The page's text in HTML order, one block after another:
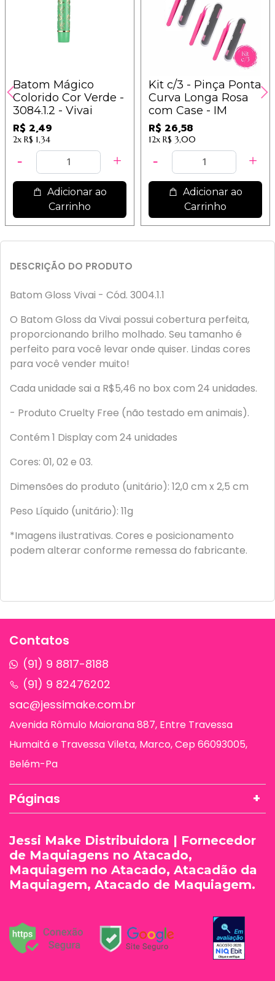
Batom Mágico
Colorido Cor Verde -
3084.1.2 - Vivai
R$ 2,49
2x R$ 1,34
Adicionar ao
Carrinho
Kit c/3 - Pinça Ponta
Curva Longa Rosa
com Case - IM
R$ 26,58
12x R$ 3,00
Adicionar ao
Carrinho
DESCRIÇÃO DO PRODUTO
Batom Gloss Vivai - Cód. 3004.1.1
O Batom Gloss da Vivai possui cobertura perfeita,
proporcionando brilho molhado. Seu tamanho é
perfeito para você levar onde quiser. Lindas cores
para você vender muito!
Cada unidade sai a R$5,46 no box com 24 unidades.
- Produto Cruelty Free (não testado em animais).
Contém 1 Display com 24 unidades
Cores: 01, 02 e 03.
Dimensões do produto (unitário): 12,0 cm x 2,5 cm
Peso Líquido (unitário): 11g
*Imagens ilustrativas. Cores e posicionamento
podem alterar conforme remessa do fabricante.
Contatos
(91) 9 8817-8188
(91) 9 82476202
sac@jessimake.com.br
Avenida Rômulo Maiorana 887, Entre Travessa
Humaitá e Travessa Vileta, Marco, Cep 66093005,
Belém-Pa
Páginas
Jessi Make Distribuidora | Fornecedor
de Maquiagens no Atacado,
Maquiagem no Atacado, Atacadão da
Maquiagem, Atacado de Maquiagem.